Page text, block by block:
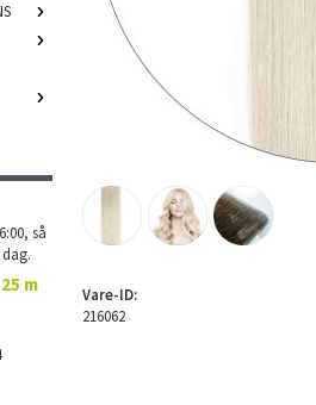
så
m
Vare-ID:
216062